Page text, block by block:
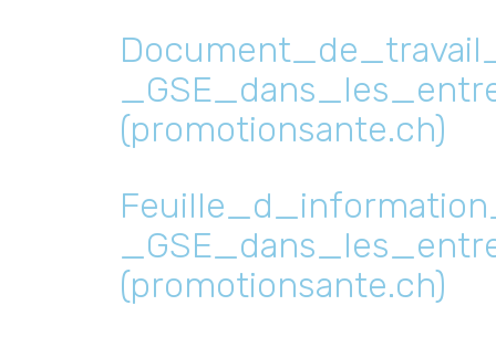
(promotionsante.ch)
(promotionsante.ch)